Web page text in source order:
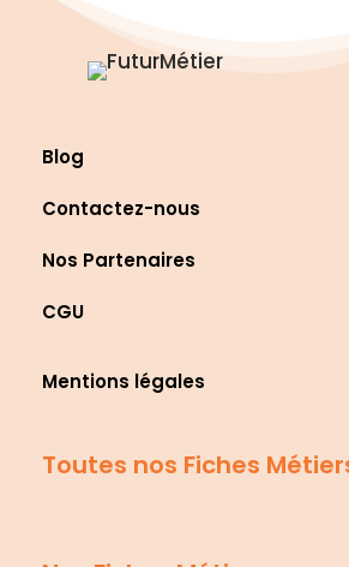
Blog
Contactez-nous
Nos Partenaires
CGU
Mentions légales
Toutes nos Fiches